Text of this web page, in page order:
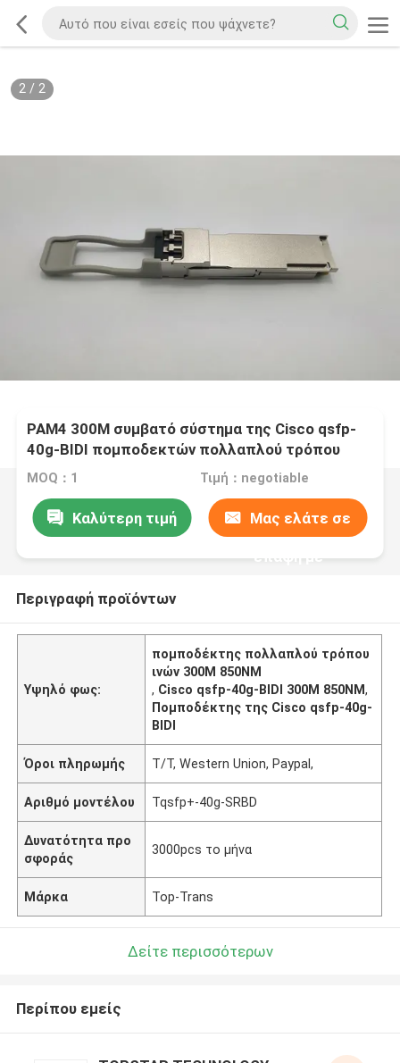
2/ 2
PAM4 300M συμβατό σύστημα της Cisco qsfp-
40g-BIDI πομποδεκτών πολλαπλού τρόπου
ινών 850NM
MOQ：1 Τιμή：negotiable
Καλύτερη τιμή Μας ελάτε σε
επαφή με
Περιγραφή προϊόντων
Υψηλό φως:
πομποδέκτης πολλαπλού τρόπου
ινών 300M 850NM
, Cisco qsfp-40g-BIDI 300M 850NM,
Πομποδέκτης της Cisco qsfp-40g-
BIDI
Όροι πληρωμής T/T, Western Union, Paypal,
Αριθμό μοντέλου Tqsfp+-40g-SRBD
Δυνατότητα προ
σφοράς
3000pcs το μήνα
Μάρκα Top-Trans
Δείτε περισσότερων
Περίπου εμείς